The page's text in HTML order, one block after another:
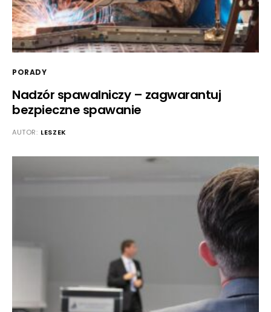
PORADY
Nadzór spawalniczy – zagwarantuj
bezpieczne spawanie
AUTOR: LESZEK